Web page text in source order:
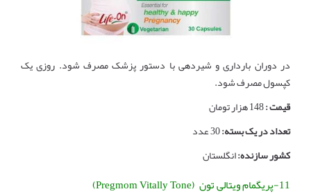
در دوران بارداری و شیردهی با دستور پزشک مصرف شود. روزی یک
کپسول مصرف شود.
قیمت :148 هزار تومان
تعداد در یک بسته:30 عدد
کشور سازنده:انگلستان
11-پریگمام ویتالی تون (Pregmom Vitally Tone)